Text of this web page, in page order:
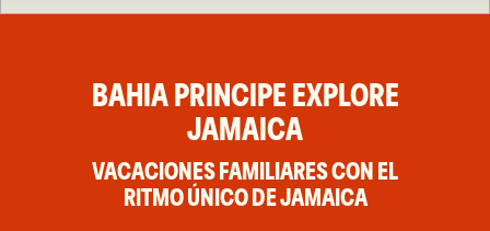
BAHIA PRINCIPE EXPLORE
JAMAICA
VACACIONES FAMILIARES CON EL
RITMO ÚNICO DE JAMAICA